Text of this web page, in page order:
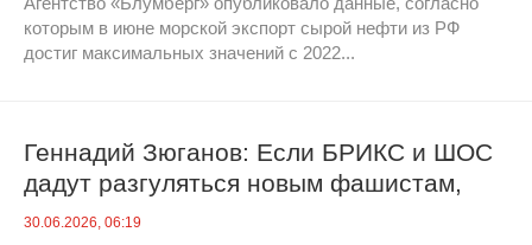
которым в июне морской экспорт сырой нефти из РФ
достиг максимальных значений с 2022...
Геннадий Зюганов: Если БРИКС и ШОС
дадут разгуляться новым фашистам,
они спалят планету
30.06.2026, 06:19